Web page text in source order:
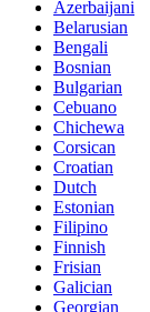
Azerbaijani
Belarusian
Bengali
Bosnian
Bulgarian
Cebuano
Chichewa
Corsican
Croatian
Dutch
Estonian
Filipino
Finnish
Frisian
Galician
Georgian